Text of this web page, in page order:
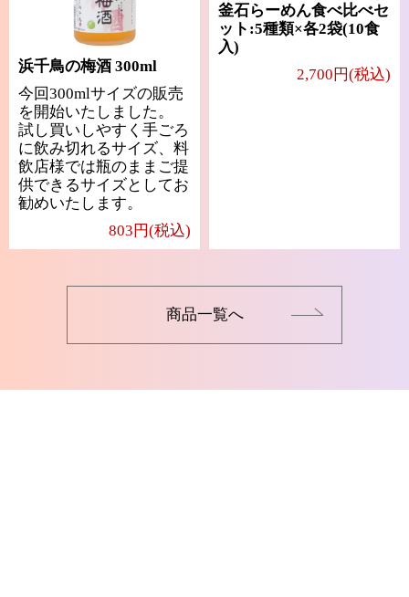
浜千鳥の梅酒 300ml
今回300mlサイズの販売
を開始いたしました。
試し買いしやすく手ごろ
に飲み切れるサイズ、料
飲店様では瓶のままご提
供できるサイズとしてお
勧めいたします。
803円(税込)
釜石らーめん食べ比べセ
ット:5種類×各2袋(10食
入)
2,700円(税込)
商品一覧へ